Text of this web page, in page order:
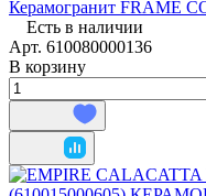
Керамогранит FRAME
Есть в наличии
Арт. 610080000136
В корзину